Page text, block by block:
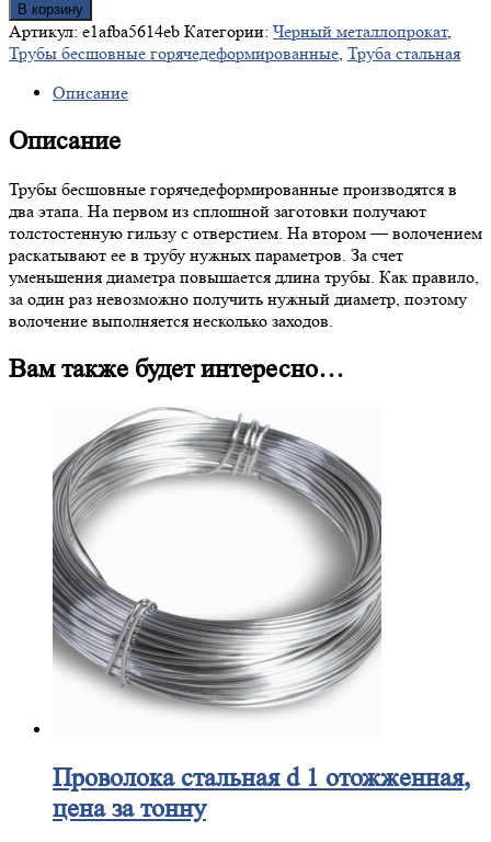
В корзину
Артикул: e1afba5614eb Категории: Черный металлопрокат,
Трубы бесшовные горячедеформированные, Труба стальная
Описание
Описание
Трубы бесшовные горячедеформированные производятся в
два этапа. На первом из сплошной заготовки получают
толстостенную гильзу с отверстием. На втором — волочением
раскатывают ее в трубу нужных параметров. За счет
уменьшения диаметра повышается длина трубы. Как правило,
за один раз невозможно получить нужный диаметр, поэтому
волочение выполняется несколько заходов.
Вам также будет интересно…
Проволокастальная d 1 отожженная,
цена за тонну